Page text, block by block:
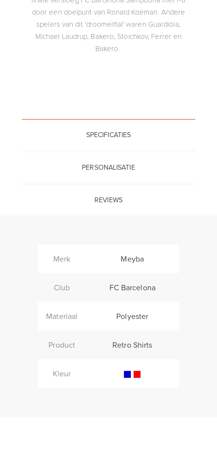
door een doelpunt van Ronald Koeman. Andere
spelers van dit 'droomelftal' waren Guardiola,
Michael Laudrup, Bakero, Stoichkov, Ferrer en
Bakero.
SPECIFICATIES
PERSONALISATIE
REVIEWS
Merk Meyba
Club FC Barcelona
Materiaal Polyester
Product Retro Shirts
Kleur